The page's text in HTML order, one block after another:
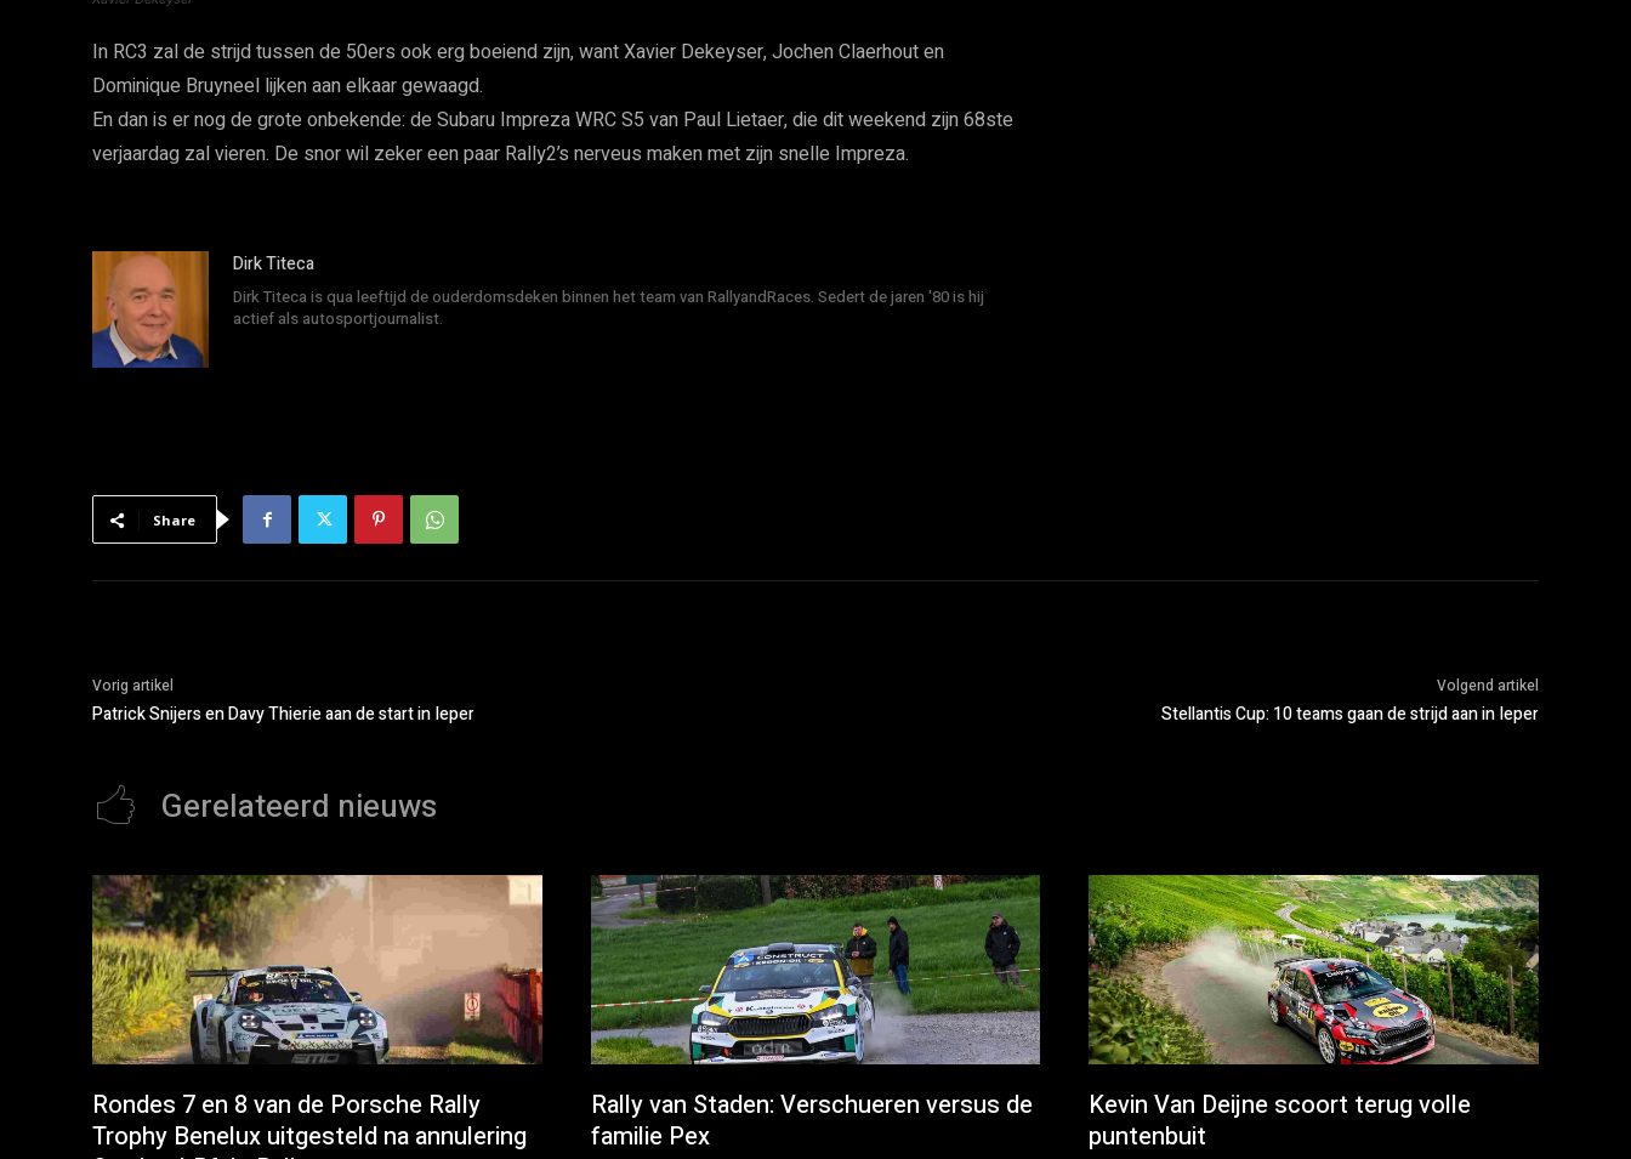
In RC3 zal de strijd tussen de 50ers ook erg boeiend zijn, want Xavier Dekeyser, Jochen Claerhout en
Dominique Bruyneel lijken aan elkaar gewaagd.
En dan is er nog de grote onbekende: de Subaru Impreza WRC S5 van Paul Lietaer, die dit weekend zijn 68ste
verjaardag zal vieren. De snor wil zeker een paar Rally2’s nerveus maken met zijn snelle Impreza.
Dirk Titeca
Dirk Titeca is qua leeftijd de ouderdomsdeken binnen het team van RallyandRaces. Sedert de jaren '80 is hij
actief als autosportjournalist.
Share
Vorig artikel
Patrick Snijers en Davy Thierie aan de start in Ieper
Volgend artikel
Stellantis Cup: 10 teams gaan de strijd aan in Ieper
Gerelateerd nieuws
Rondes 7 en 8 van de Porsche Rally
Trophy Benelux uitgesteld na annulering
Rally van Staden: Verschueren versus de
familie Pex
Kevin Van Deijne scoort terug volle
puntenbuit